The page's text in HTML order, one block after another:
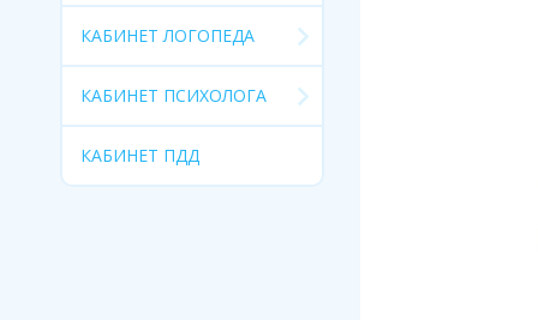
КАБИНЕТ ЛОГОПЕДА
КАБИНЕТ ПСИХОЛОГА
КАБИНЕТ ПДД